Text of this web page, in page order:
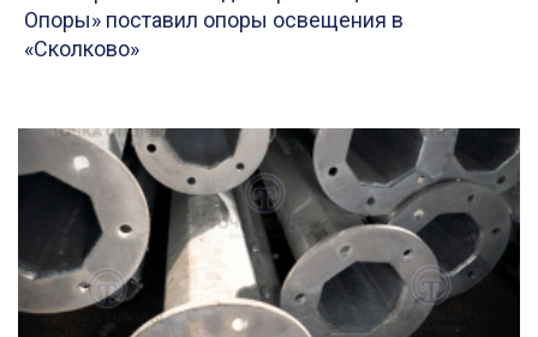
Опоры» поставил опоры освещения в
«Сколково»